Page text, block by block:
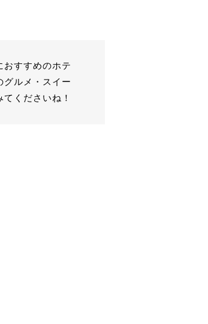
おすすめのホテ
グルメ・スイー
くださいね！